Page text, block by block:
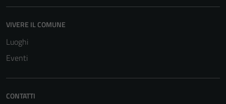
VIVERE IL COMUNE
Luoghi
Eventi
CONTATTI